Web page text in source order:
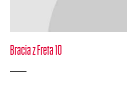
Bracia z Freta 10